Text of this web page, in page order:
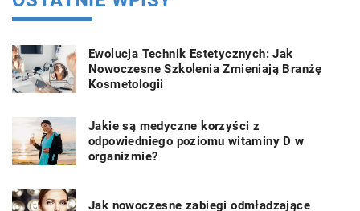
Ewolucja Technik Estetycznych: Jak
Nowoczesne Szkolenia Zmieniają Branżę
Kosmetologii
Jakie są medyczne korzyści z
odpowiedniego poziomu witaminy D w
organizmie?
Jak nowoczesne zabiegi odmładzające